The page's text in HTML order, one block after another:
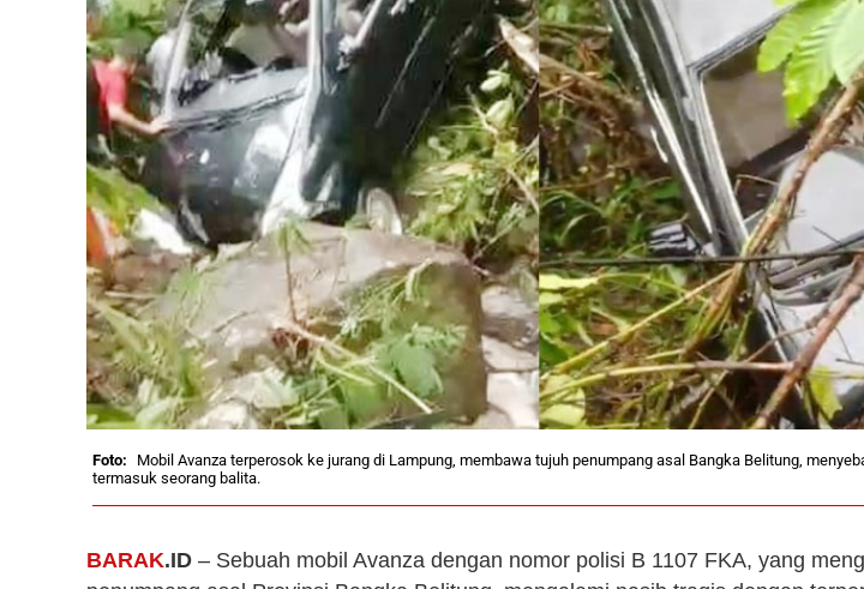
Mobil Avanza terperosok ke jurang di Lampung, membawa tujuh penumpang asal Bangka Belitung,
termasuk seorang balita.
BARAK.ID – Sebuah mobil Avanza dengan nomor polisi B 1107 FKA, yang